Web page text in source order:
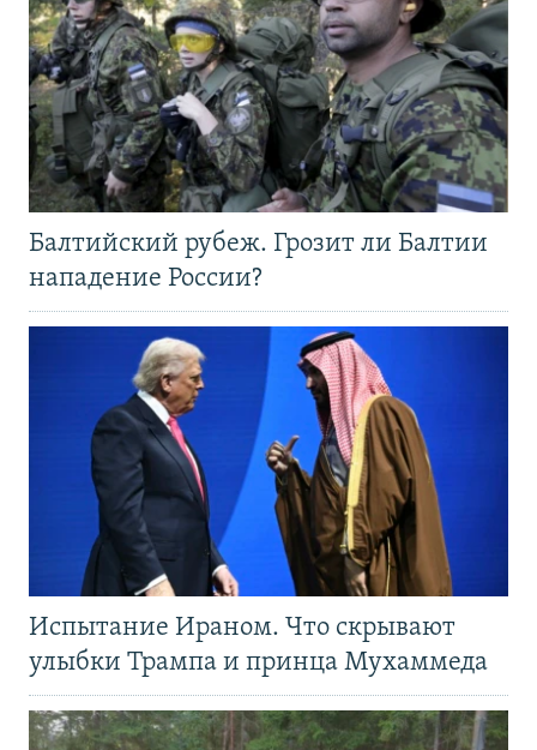
Балтийский рубеж. Грозит ли Балтии
нападение России?
Испытание Ираном. Что скрывают
улыбки Трампа и принца Мухаммеда